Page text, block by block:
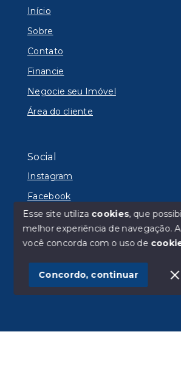
Olá! Estamos disponíveis
Início
Sobre
Contato
Financie
Negocie seu Imóvel
Área do cliente
Social
Instagram
Facebook
© Copyright 2026 - Lyon Imóveis -
SITE PARA IMOBILIARIA
Esse site utiliza cookies, que
melhor experiência de navegação.
você concorda com o uso de
Concordo, continuar